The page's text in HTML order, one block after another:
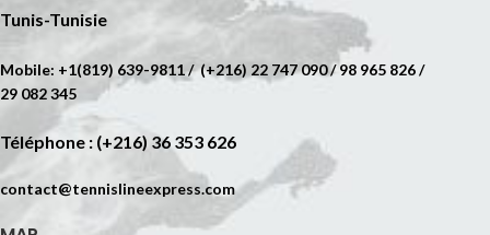
Tunis-Tunisie
Mobile: +1(819) 639-9811 / (+216) 22 747 090 / 98 965 826 /
29 082 345
Téléphone : (+216) 36 353 626
contact@tennislineexpress.com